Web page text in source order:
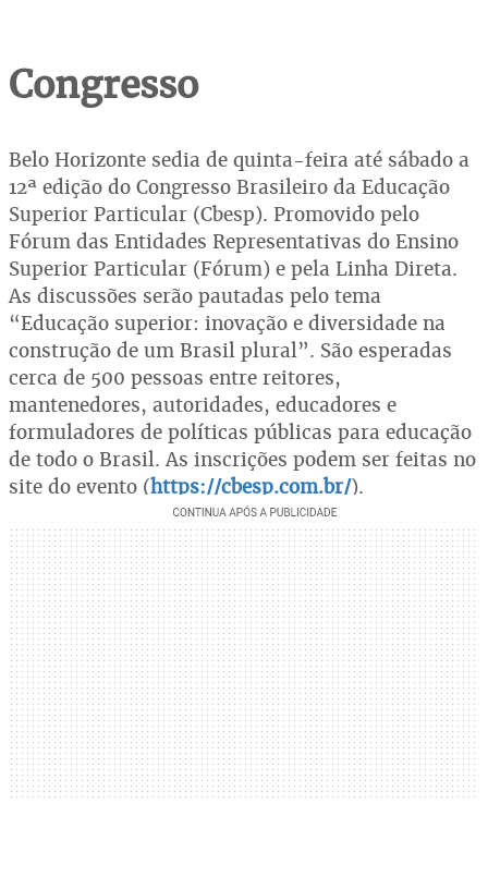
Congresso
Belo Horizonte sedia de quinta-feira até sábado a
12ª edição do Congresso Brasileiro da Educação
Superior Particular (Cbesp). Promovido pelo
Fórum das Entidades Representativas do Ensino
Superior Particular (Fórum) e pela Linha Direta.
As discussões serão pautadas pelo tema
“Educação superior: inovação e diversidade na
construção de um Brasil plural”. São esperadas
cerca de 500 pessoas entre reitores,
mantenedores, autoridades, educadores e
formuladores de políticas públicas para educação
de todo o Brasil. As inscrições podem ser feitas no
site do evento (https://cbesp.com.br/).